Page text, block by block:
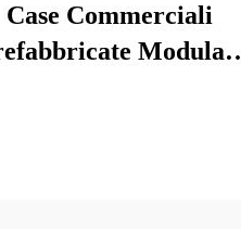
Case Commerciali
Modulari